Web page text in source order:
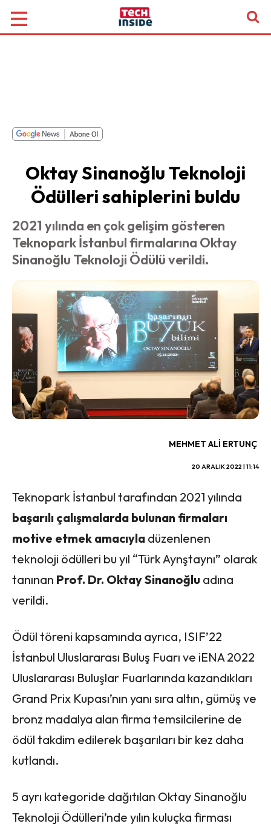
Oktay Sinanoğlu Teknoloji
Ödülleri sahiplerini buldu
2021 yılında en çok gelişim gösteren
Teknopark İstanbul firmalarına Oktay
Sinanoğlu Teknoloji Ödülü verildi.
MEHMET ALI ERTUNÇ
20 ARALIK 2022 | 11:14
Teknopark İstanbul tarafından 2021 yılında
başarılı çalışmalarda bulunan firmaları
motive etmek amacıyla düzenlenen
teknoloji ödülleri bu yıl “Türk Aynştaynı” olarak
tanınan Prof. Dr. Oktay Sinanoğlu adına
verildi.
Ödül töreni kapsamında ayrıca, ISIF’22
İstanbul Uluslararası Buluş Fuarı ve iENA 2022
Uluslararası Buluşlar Fuarlarında kazandıkları
Grand Prix Kupası’nın yanı sıra altın, gümüş ve
bronz madalya alan firma temsilcilerine de
ödül takdim edilerek başarıları bir kez daha
kutlandı.
5 ayrı kategoride dağıtılan Oktay Sinanoğlu
Teknoloji Ödülleri’nde yılın kuluçka firması